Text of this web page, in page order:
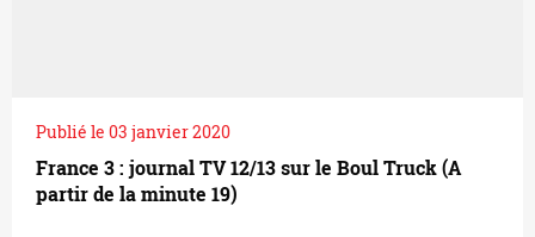
Publié le 03 janvier 2020
France 3 : journal TV 12/13 sur le Boul Truck (A
partir de la minute 19)